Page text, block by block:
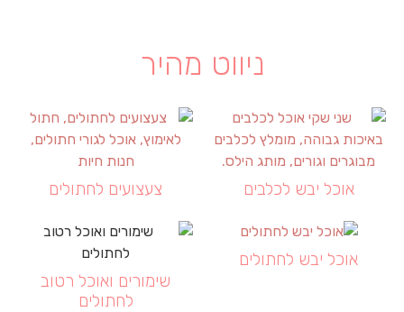
ניווט מהיר
אוכל יבש לכלבים צעצועים לחתולים
אוכל יבש לחתולים
שימורים ואוכל רטוב
לחתולים